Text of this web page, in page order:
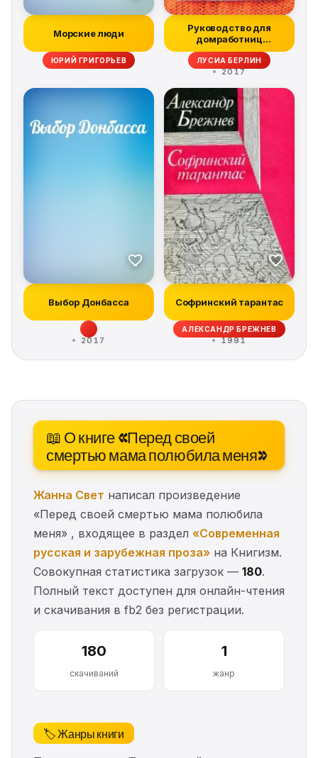
Морские люди
ЮРИЙ ГРИГОРЬЕВ
Руководство для
домработниц
(сборник)
ЛУСИА БЕРЛИН
2017
Выбор Донбасса
2017
Софринский тарантас
АЛЕКСАНДР БРЕЖНЕВ
1991
📖 О книге «Перед своей
смертью мама полюбила меня»
Жанна Свет написал произведение
«Перед своей смертью мама полюбила
меня» , входящее в раздел «Современная
русская и зарубежная проза» на Книгизм.
Совокупная статистика загрузок — 180.
Полный текст доступен для онлайн-чтения
и скачивания в fb2 без регистрации.
180
скачиваний
1
жанр
🏷️ Жанры книги